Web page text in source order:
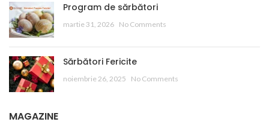
Program de sărbători
martie 31, 2026 No Comments
Sărbători Fericite
noiembrie 26, 2025 No Comments
MAGAZINE